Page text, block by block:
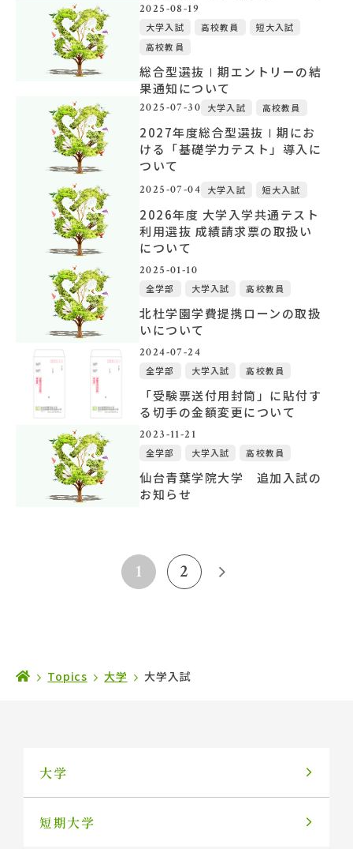
2025-08-19
大学入試 高校教員
短大入試
高校教員
総合型選抜Ⅰ期エントリーの結
果通知について
2025-07-30 大学入試 高校教員
2027年度総合型選抜Ⅰ期にお
ける「基礎学力テスト」導入に
ついて
2025-07-04 大学入試 短大入試
2026年度 大学入学共通テスト
利用選抜 成績請求票の取扱い
について
2025-01-10
全学部 大学入試 高校教員
北杜学園学費提携ローンの取扱
いについて
2024-07-24
全学部 大学入試 高校教員
「受験票送付用封筒」に貼付す
る切手の金額変更について
2023-11-21
全学部 大学入試 高校教員
仙台青葉学院大学 追加入試の
お知らせ
1 2
Topics 大学 大学入試
大学
短期大学